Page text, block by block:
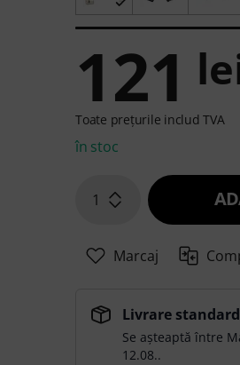
121
Toate prețurile includ TVA
în stoc
1
Marcaj
Livrare standard
Se așteaptă între
12.08..